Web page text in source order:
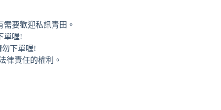
要歡迎私訊青田。
單喔!
下單喔!
律責任的權利。